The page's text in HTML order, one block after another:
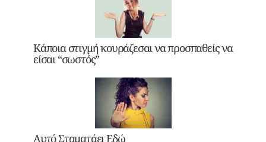
Κάποια στιγμή κουράζεσαι να προσπαθείς να
είσαι “σωστός”
Αυτό Σταματάει Εδώ